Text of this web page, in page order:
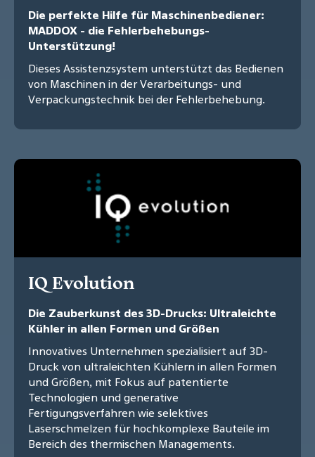
Die perfekte Hilfe für Maschinenbediener:
MADDOX - die Fehlerbehebungs-
Unterstützung!
Dieses Assistenzsystem unterstützt das Bedienen
von Maschinen in der Verarbeitungs- und
Verpackungstechnik bei der Fehlerbehebung.
IQ Evolution
Die Zauberkunst des 3D-Drucks: Ultraleichte
Kühler in allen Formen und Größen
Innovatives Unternehmen spezialisiert auf 3D-
Druck von ultraleichten Kühlern in allen Formen
und Größen, mit Fokus auf patentierte
Technologien und generative
Fertigungsverfahren wie selektives
Laserschmelzen für hochkomplexe Bauteile im
Bereich des thermischen Managements.